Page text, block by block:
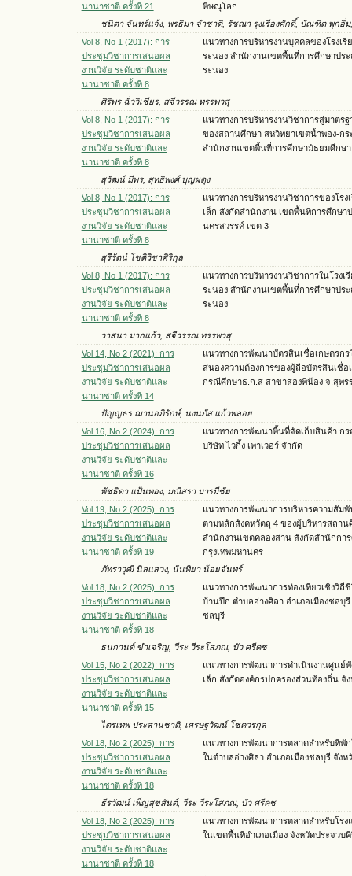
นานาชาติ ครั้งที่ 21
พิษณุโลก
ชนิตา จันทร์แจ้ง, พรธิมา จำชาติ, รัชณา รุ่งเรืองศักดิ์, บัณฑิต พุกอิ่
Vol 8, No 1 (2017): การ
ประชุมวิชาการเสนอผล
งานวิจัย ระดับชาติและ
นานาชาติ ครั้งที่ 8
แนวทางการบริหารงานบุคคลของโรงเ
ระนอง สำนักงานเขตพื้นที่การศึกษาปร
ระนอง
ศิริพร ฉั่ววิเชียร, สจีวรรณ ทรรพวสุ
Vol 8, No 1 (2017): การ
ประชุมวิชาการเสนอผล
งานวิจัย ระดับชาติและ
นานาชาติ ครั้งที่ 8
แนวทางการบริหารงานวิชาการสู่มาตร
ของสถานศึกษา สหวิทยาเขตน้ำพอง-กร
สำนักงานเขตพื้นที่การศึกษามัธยมศึกษา
สุวัฒน์ มีพร, สุทธิพงศ์ บุญผดุง
Vol 8, No 1 (2017): การ
ประชุมวิชาการเสนอผล
งานวิจัย ระดับชาติและ
นานาชาติ ครั้งที่ 8
แนวทางการบริหารงานวิชาการของโรง
เล็ก สังกัดสำนักงาน เขตพื้นที่การศึกษา
นครสวรรค์ เขต 3
สุรีรัตน์ โชติวิชาศิริกุล
Vol 8, No 1 (2017): การ
ประชุมวิชาการเสนอผล
งานวิจัย ระดับชาติและ
นานาชาติ ครั้งที่ 8
แนวทางการบริหารงานวิชาการในโรงเ
ระนอง สำนักงานเขตพื้นที่การศึกษาปร
ระนอง
วาสนา มากแก้ว, สจีวรรณ ทรรพวสุ
Vol 14, No 2 (2021): การ
ประชุมวิชาการเสนอผล
งานวิจัย ระดับชาติและ
นานาชาติ ครั้งที่ 14
แนวทางการพัฒนาบัตรสินเชื่อเกษตรกร
สนองความต้องการของผู้ถือบัตรสินเชื่อ
กรณีศึกษาธ.ก.ส สาขาสองพี่น้อง จ.สุพร
ปัญญธร ฌานอภิรักษ์, นงนภัส แก้วพลอย
Vol 16, No 2 (2024): การ
ประชุมวิชาการเสนอผล
งานวิจัย ระดับชาติและ
นานาชาติ ครั้งที่ 16
แนวทางการพัฒนาพื้นที่จัดเก็บสินค้า ก
บริษัท ไวกิ้ง เพาเวอร์ จำกัด
พัชธิดา แป้นทอง, มณิสรา บารมีชัย
Vol 19, No 2 (2025): การ
ประชุมวิชาการเสนอผล
งานวิจัย ระดับชาติและ
นานาชาติ ครั้งที่ 19
แนวทางการพัฒนาการบริหารความสัม
ตามหลักสังคหวัตถุ 4 ของผู้บริหารสถาน
สำนักงานเขตคลองสาน สังกัดสำนักกา
กรุงเทพมหานคร
ภัทราวุฒิ นิลแสวง, นันทิยา น้อยจันทร์
Vol 18, No 2 (2025): การ
ประชุมวิชาการเสนอผล
งานวิจัย ระดับชาติและ
นานาชาติ ครั้งที่ 18
แนวทางการพัฒนาการท่องเที่ยวเชิงวิถี
บ้านปึก ตำบลอ่างศิลา อำเภอเมืองชลบุรี
ชลบุรี
ธนกานต์ ขำเจริญ, วีระ วีระโสภณ, บัว ศรีคช
Vol 15, No 2 (2022): การ
ประชุมวิชาการเสนอผล
งานวิจัย ระดับชาติและ
นานาชาติ ครั้งที่ 15
แนวทางการพัฒนาการดำเนินงานศูนย์
เล็ก สังกัดองค์กรปกครองส่วนท้องถิ่น จั
ไตรเทพ ประสานชาติ, เศรษฐวัฒน์ โชควรกุล
Vol 18, No 2 (2025): การ
ประชุมวิชาการเสนอผล
งานวิจัย ระดับชาติและ
นานาชาติ ครั้งที่ 18
แนวทางการพัฒนาการตลาดสำหรับที่พัก
ในตำบลอ่างศิลา อำเภอเมืองชลบุรี จังห
ธีรวัฒน์ เพ็ญสุขสันต์, วีระ วีระโสภณ, บัว ศรีคช
Vol 18, No 2 (2025): การ
ประชุมวิชาการเสนอผล
งานวิจัย ระดับชาติและ
นานาชาติ ครั้งที่ 18
แนวทางการพัฒนาการตลาดสำหรับโรง
ในเขตพื้นที่อำเภอเมือง จังหวัดประจวบ